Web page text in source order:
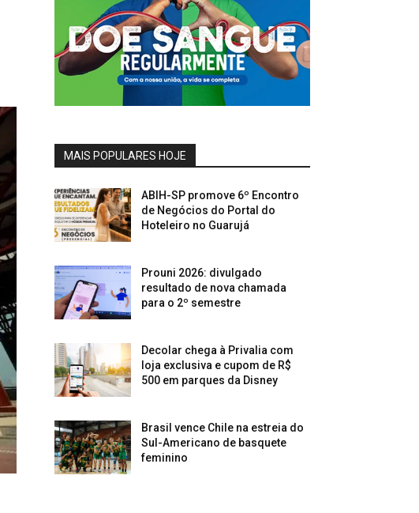
MAIS POPULARES HOJE
ABIH-SP promove 6º Encontro
de Negócios do Portal do
Hoteleiro no Guarujá
Prouni 2026: divulgado
resultado de nova chamada
para o 2º semestre
Decolar chega à Privalia com
loja exclusiva e cupom de R$
500 em parques da Disney
Brasil vence Chile na estreia do
Sul-Americano de basquete
feminino